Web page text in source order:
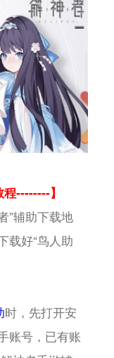
--------】
”辅助下载地
载好“鸟人助
时，先打开安
账号，已有账